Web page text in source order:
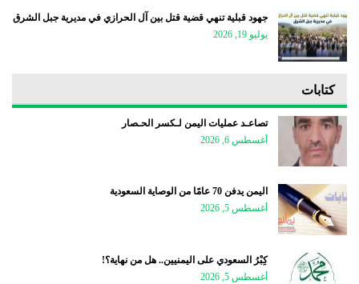
جهود قبلية تنهي قضية قتل بين آل الحرازي في مديرية جبل الشرق
يوليو 19, 2026
كتابات
تصاعـد عمليات اليمن لـكسر الحـصار
أغسطس 6, 2026
اليمن يدفن 70 عامًا من الوصاية السعودية
أغسطس 5, 2026
كِبْرُ السعودي على اليمنيين.. هل من نهاية؟!
أغسطس 5, 2026